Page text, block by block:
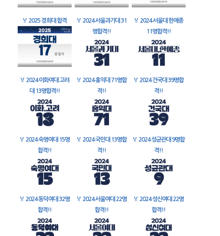
🏅 2025 경희대 합격 🏅 2024 서울과기대 31
명합격!!
🏅 2024 서울대 한예종
11명합격!!
🏅 2024 이화여대 고려
대 13명합격!!
🏅 2024 홍익대 71명합
격!!
🏅 2024 건국대 39명합
격!!
🏅 2024 숙명여대 15명
합격!!
🏅 2024 국민대 13명합
격!!
🏅 2024 성균관대 9명합
격!!
🏅 2024 동덕여대 32명
합격!!
🏅 2024 서울여대 22명
합격!!
🏅 2024 성신여대 22명
합격!!